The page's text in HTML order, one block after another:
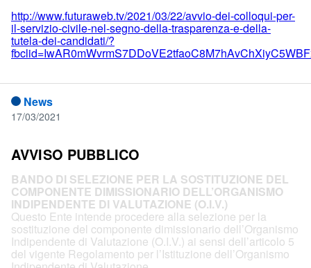
http://www.futuraweb.tv/2021/03/22/avvio-dei-colloqui-per-
il-servizio-civile-nel-segno-della-trasparenza-e-della-
tutela-dei-candidati/?
News
17/03/2021
AVVISO PUBBLICO
BANDO DI SELEZIONE PER LA SOSTITUZIONE DEL
COMPONENTE DIMISSIONARIO DELL’ORGANISMO
INDIPENDENTE DI VALUTAZIONE (O.I.V.)
Questo Ente intende procedere alla selezione per la
sostituzione del componente dimissionario dell’Organismo
Indipendente di Valutazione (O.I.V.) ai sensi dell’articolo 5
del vigente Regolamento per l’Istituzione dell’Organismo